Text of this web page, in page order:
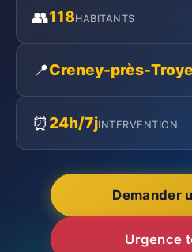
👥118HABITANTS
📍Creney-près-
⏰ 24h/7jINTERVENTION
Demander
Urgence